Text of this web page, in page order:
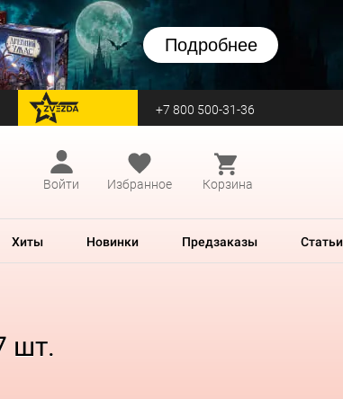
Подробнее
перейти на Zvezda +7 800 500-31-36
Войти
Избранное Корзина
Хиты Новинки Предзаказы Статьи
шт.